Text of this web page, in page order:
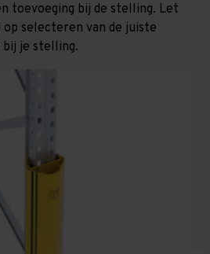
toevoeging bij de stelling. Let
selecteren van de juiste
je stelling.